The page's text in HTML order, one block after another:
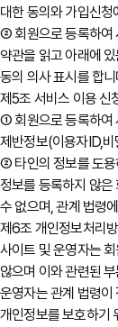
대한 동의와 가입신
② 회원으로 등록하여
약관을 읽고 아래에
동의 의사 표시를 합
제5조 서비스 이용 신
① 회원으로 등록하여
제반정보(이용자ID,
② 타인의 정보를 도용
정보를 등록하지 않은
수 없으며, 관계 법령
제6조 개인정보처리
사이트 및 운영자는
않으며 이와 관련된
운영자는 관계 법령이
개인정보를 보호하기